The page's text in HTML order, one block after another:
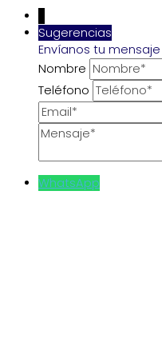
Sugerencias
Envíanos tu mensaje
Nombre
Teléfono
WhatsApp